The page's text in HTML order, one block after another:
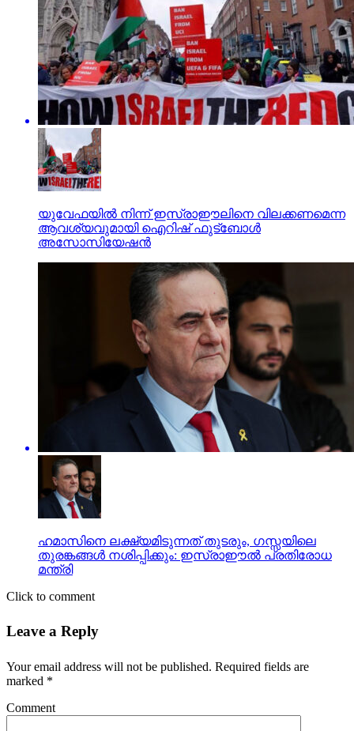
യുവേഫയില്‍ നിന്ന് ഇസ്രാഈലിനെ വിലക്കണമെന്ന
ആവശ്യവുമായി ഐറിഷ് ഫുട്‌ബോള്‍
അസോസിയേഷന്‍
ഹമാസിനെ ലക്ഷ്യമിടുന്നത് തുടരും, ഗസ്സയിലെ
തുരങ്കങ്ങള്‍ നശിപ്പിക്കും: ഇസ്രാഈല്‍ പ്രതിരോധ
മന്ത്രി
Click to comment
Leave a Reply
Your email address will not be published. Required fields are
marked *
Comment